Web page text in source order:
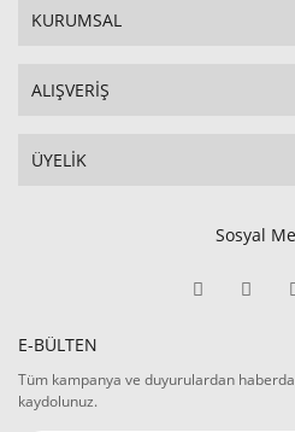
KURUMSAL
ALIŞVERİŞ
ÜYELİK
Sosyal
E-BÜLTEN
Tüm kampanya ve duyurulardan
kaydolunuz.